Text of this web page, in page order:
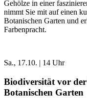
Gehölze in einer
nimmt Sie mit auf einen
Botanischen Garten und
Farbenpracht.
Sa., 17.10. | 14 Uhr
Biodiversität vor
Botanischen Garten